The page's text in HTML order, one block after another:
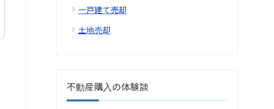
一戸建て売却
土地売却
不動産購入の体験談